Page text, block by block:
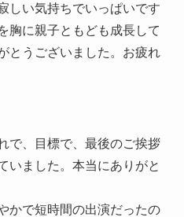
しい気持ちでいっぱいです
胸に親子ともども成長して
とうございました。お疲れ
で、目標で、最後のご挨拶
いました。本当にありがと
かで短時間の出演だったの